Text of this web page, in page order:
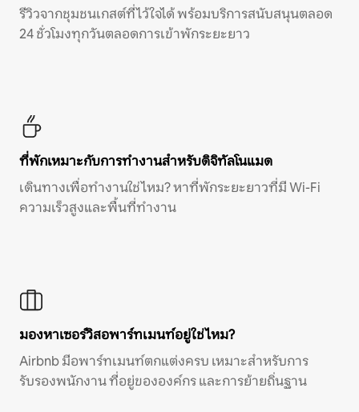
รีวิวจากชุมชนเกสต์ที่ไว้ใจได้ พร้อมบริการสนับสนุนตลอด
24 ชั่วโมงทุกวันตลอดการเข้าพักระยะยาว
ที่พักเหมาะกับการทำงานสำหรับดิจิทัลโนแมด
เดินทางเพื่อทำงานใช่ไหม? หาที่พักระยะยาวที่มี Wi-Fi
ความเร็วสูงและพื้นที่ทำงาน
มองหาเซอร์วิสอพาร์ทเมนท์อยู่ใช่ไหม?
Airbnb มีอพาร์ทเมนท์ตกแต่งครบ เหมาะสำหรับการ
รับรองพนักงาน ที่อยู่ขององค์กร และการย้ายถิ่นฐาน